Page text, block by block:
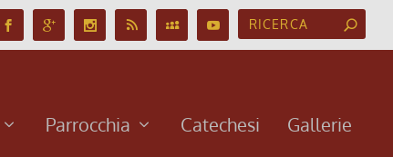
Parrocchia Catechesi Gallerie